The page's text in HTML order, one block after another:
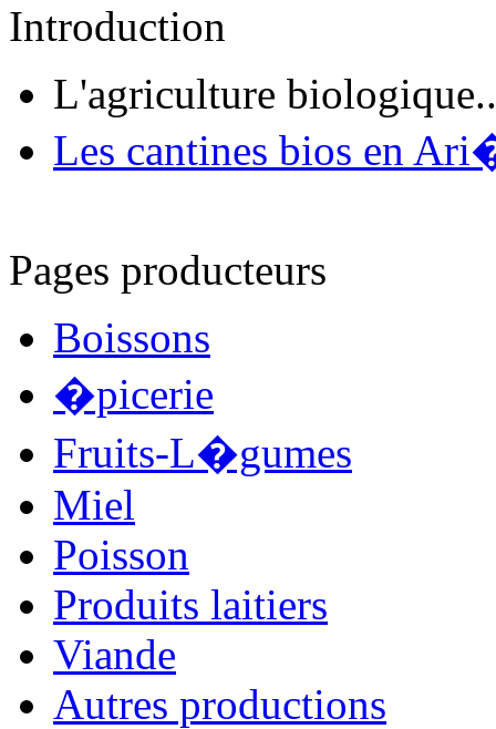
Introduction
L'agriculture
Les cantines bios en
Pages producteurs
Boissons
�picerie
Fruits-L�gumes
Miel
Poisson
Produits laitiers
Viande
Autres productions